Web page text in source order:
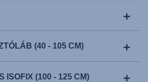
(40 - 105 CM)
ISOFIX (100 - 125 CM)